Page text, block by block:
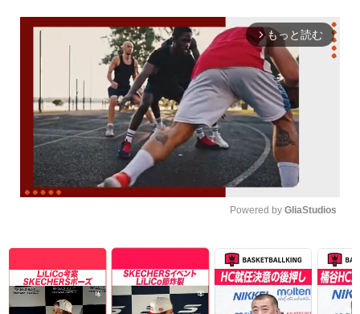
arrow_forward_ios もっと読む
Powered by GliaStudios